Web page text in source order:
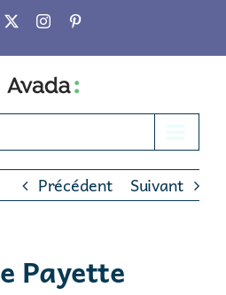
InstagramPinterest
Précédent Suivant
Payette